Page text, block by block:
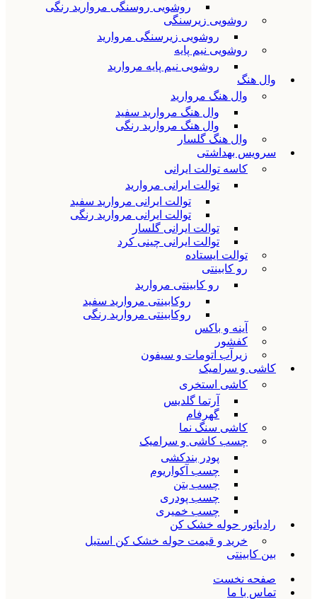
روشویی روسنگی مروارید رنگی
روشویی زیرسنگی
روشویی زیرسنگی مروارید
روشویی نیم پایه
روشویی نیم پایه مروارید
وال هنگ
وال هنگ مروارید
وال هنگ مروارید سفید
وال هنگ مروارید رنگی
وال هنگ گلسار
سرویس بهداشتی
کاسه توالت ایرانی
توالت ایرانی مروارید
توالت ایرانی مروارید سفید
توالت ایرانی مروارید رنگی
توالت ایرانی گلسار
توالت ایرانی چینی کرد
توالت ایستاده
رو کابینتی
رو کابینتی مروارید
روکابینتی مروارید سفید
روکابینتی مروارید رنگی
آینه و باکس
کفشور
زیرآب اتومات و سیفون
کاشی و سرامیک
کاشی استخری
آرتما گلدیس
گهرفام
کاشی سنگ نما
چسب کاشی و سرامیک
پودر بندکشی
چسب آکواریوم
چسب بتن
چسب پودری
چسب خمیری
رادیاتور حوله خشک کن
خرید و قیمت حوله خشک کن استیل
بین کابینتی
صفحه نخست
تماس با ما